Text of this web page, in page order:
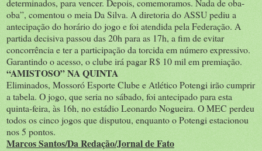
determinados, para vencer. Depois, comemoramos. Nada de oba-
oba”, comentou o meia Da Silva. A diretoria do ASSU pediu a
antecipação do horário do jogo e foi atendida pela Federação. A
partida decisiva passou das 20h para as 17h, a fim de evitar
concorrência e ter a participação da torcida em número expressivo.
Garantindo o acesso, o clube irá pagar R$ 10 mil em premiação.
“AMISTOSO” NA QUINTA
Eliminados, Mossoró Esporte Clube e Atlético Potengi irão cumprir
a tabela. O jogo, que seria no sábado, foi antecipado para esta
quinta-feira, às 16h, no estádio Leonardo Nogueira. O MEC perdeu
todos os cinco jogos que disputou, enquanto o Potengi estacionou
nos 5 pontos.
Marcos Santos/Da Redação/Jornal de Fato